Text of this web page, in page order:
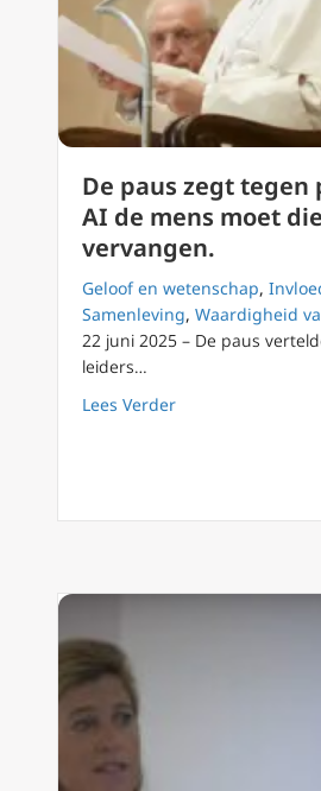
De paus zegt
AI de mens moet
vervangen.
Geloof en wetenschap,
Samenleving, Waardigheid
22 juni 2025 – De paus
leiders…
Lees Verderabout De paus